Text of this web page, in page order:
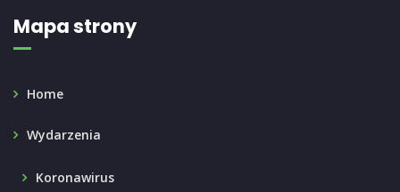
Mapa strony
Home
Wydarzenia
Koronawirus